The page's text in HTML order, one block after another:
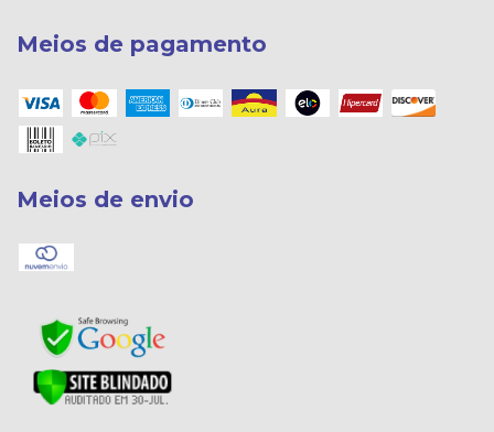
Meios de pagamento
Meios de envio